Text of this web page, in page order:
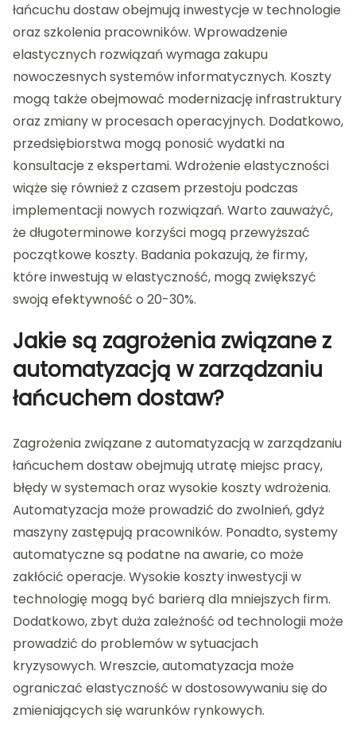
łańcuchu dostaw obejmują inwestycje w technologie
oraz szkolenia pracowników. Wprowadzenie
elastycznych rozwiązań wymaga zakupu
nowoczesnych systemów informatycznych. Koszty
mogą także obejmować modernizację infrastruktury
oraz zmiany w procesach operacyjnych. Dodatkowo,
przedsiębiorstwa mogą ponosić wydatki na
konsultacje z ekspertami. Wdrożenie elastyczności
wiąże się również z czasem przestoju podczas
implementacji nowych rozwiązań. Warto zauważyć,
że długoterminowe korzyści mogą przewyższać
początkowe koszty. Badania pokazują, że firmy,
które inwestują w elastyczność, mogą zwiększyć
swoją efektywność o 20-30%.
Jakie są zagrożenia związane z
automatyzacją w zarządzaniu
łańcuchem dostaw?
Zagrożenia związane z automatyzacją w zarządzaniu
łańcuchem dostaw obejmują utratę miejsc pracy,
błędy w systemach oraz wysokie koszty wdrożenia.
Automatyzacja może prowadzić do zwolnień, gdyż
maszyny zastępują pracowników. Ponadto, systemy
automatyczne są podatne na awarie, co może
zakłócić operacje. Wysokie koszty inwestycji w
technologię mogą być barierą dla mniejszych firm.
Dodatkowo, zbyt duża zależność od technologii może
prowadzić do problemów w sytuacjach
kryzysowych. Wreszcie, automatyzacja może
ograniczać elastyczność w dostosowywaniu się do
zmieniających się warunków rynkowych.